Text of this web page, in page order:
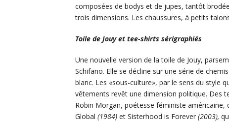
composées de bodys et de jupes, tantôt
trois dimensions. Les chaussures, à petits
Toile de Jouy et tee-shirts sérigraphiés
Une nouvelle version de la toile de Jouy,
Schifano. Elle se décline sur une série de
blanc. Les «sous-culture», par le sens du style
vêtements revêt une dimension politique. Des
Robin Morgan, poétesse féministe américaine,
Global (1984) et Sisterhood is Forever (2003),